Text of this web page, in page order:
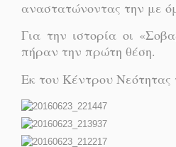
αναστατώνοντας την με
Για την ιστορία οι
πήραν την πρώτη θέση.
Εκ του Κέντρου